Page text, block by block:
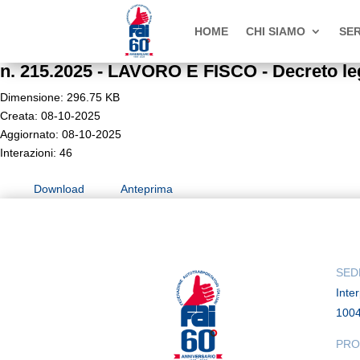
HOME CHI SIAMO
n. 215.2025 - LAVORO E FISCO - Decreto
Dimensione: 296.75 KB
Creata: 08-10-2025
Aggiornato: 08-10-2025
Interazioni: 46
Download Anteprima